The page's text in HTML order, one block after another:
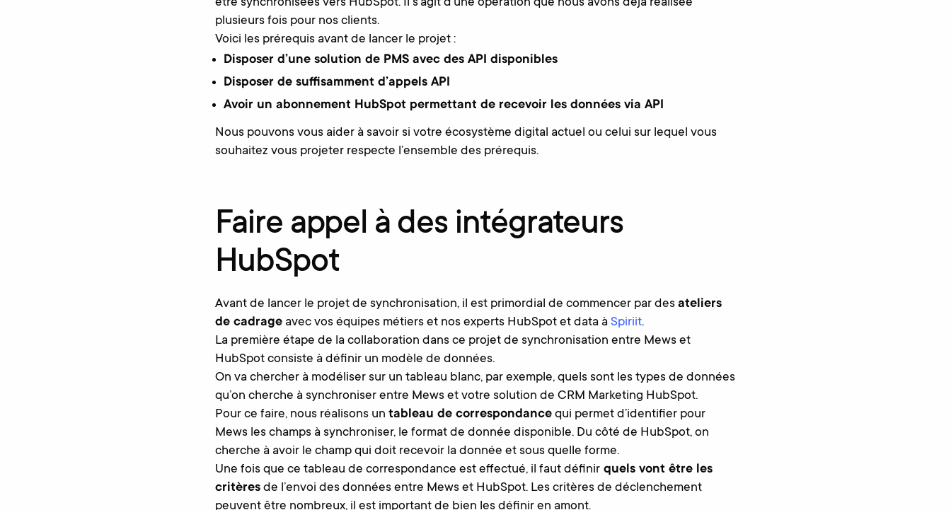
plusieurs fois pour nos clients.
Voici les prérequis avant de lancer le projet :
Disposer d’une solution de PMS avec des API disponibles
Disposer de suffisamment d’appels API
Avoir un abonnement HubSpot permettant de recevoir les données via API
Nous pouvons vous aider à savoir si votre écosystème digital actuel ou celui sur lequel vous
souhaitez vous projeter respecte l’ensemble des prérequis.
Faire appel à des intégrateurs
HubSpot
Avant de lancer le projet de synchronisation, il est primordial de commencer par des ateliers
de cadrageavec vos équipes métiers et nos experts HubSpot et data à Spiriit.
La première étape de la collaboration dans ce projet de synchronisation entre Mews et
HubSpot consiste à définir un modèle de données.
On va chercher à modéliser sur un tableau blanc, par exemple, quels sont les types de données
qu’on cherche à synchroniser entre Mews et votre solution de CRM Marketing HubSpot.
Pour ce faire, nous réalisons un tableau de correspondancequi permet d’identifier pour
Mews les champs à synchroniser, le format de donnée disponible. Du côté de HubSpot, on
cherche à avoir le champ qui doit recevoir la donnée et sous quelle forme.
Une fois que ce tableau de correspondance est effectué, il faut définirquels vont être les
critèresde l’envoi des données entre Mews et HubSpot. Les critères de déclenchement
peuvent être nombreux, il est important de bien les définir en amont.